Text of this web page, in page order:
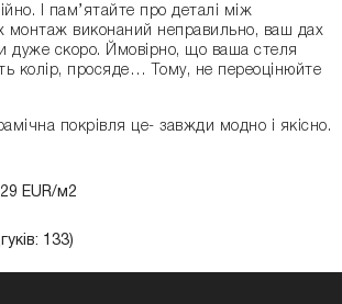
І пам’ятайте про деталі між
монтаж виконаний неправильно, ваш дах
дуже скоро. Ймовірно, що ваша стеля
колір, просяде… Тому, не переоцінюйте
покрівля це- завжди модно і якісно.
EUR/м2
133)